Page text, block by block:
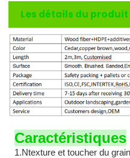
Les détails du produit
Caractéristiques
1.Ntexture et toucher du